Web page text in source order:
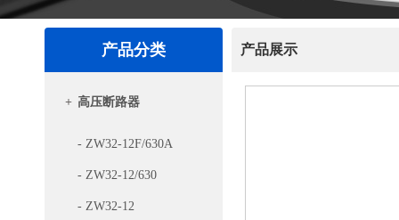
产品分类
+ 高压断路器
- ZW32-12F/630A
- ZW32-12/630
- ZW32-12
产品展示